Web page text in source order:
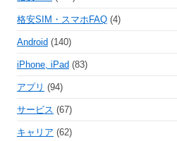
格安SIM・スマホFAQ (4)
Android (140)
iPhone, iPad (83)
アプリ (94)
サービス (67)
キャリア (62)